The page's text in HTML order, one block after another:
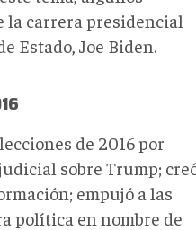
la carrera presidencial
Estado, Joe Biden.
de 2016 por
sobre Trump;
empujó a las
política en nombre de